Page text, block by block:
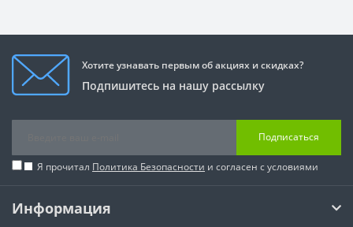
Хотите узнавать первым об акциях и скидках?
Подпишитесь на нашу рассылку
Подписаться
Я прочитал Политика Безопасности и согласен с условиями
Информация